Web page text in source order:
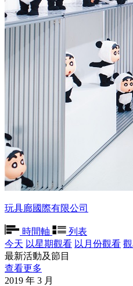
玩具廊國際有限公司
時間軸
列表
今天 以星期觀看 以月份觀看
最新活動及節目
查看更多
2019 年 3 月